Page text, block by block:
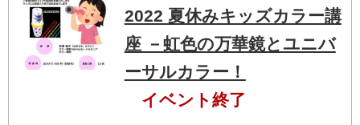
2022 夏休みキッズカラー講
座 －虹色の万華鏡とユニバ
ーサルカラー！
イベント終了